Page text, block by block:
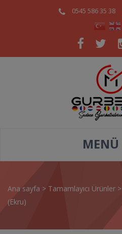
0545 586 35 38
MENÜ
Ana sayfa > Tamamlayıcı Ürünler >
(Ekru)